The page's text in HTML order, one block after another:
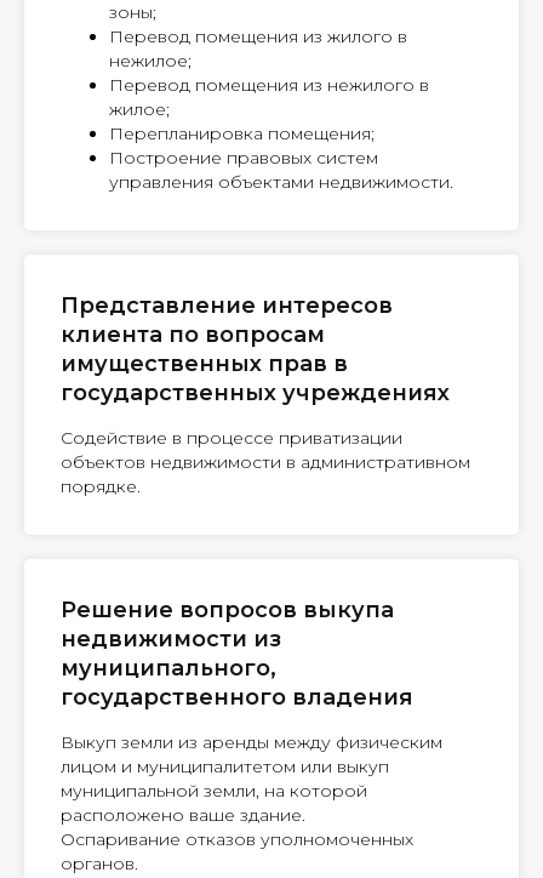
зоны;
Перевод помещения из жилого в
нежилое;
Перевод помещения из нежилого в
жилое;
Перепланировка помещения;
Построение правовых систем
управления объектами недвижимости.
Представление интересов
клиента по вопросам
имущественных прав в
государственных учреждениях
Содействие в процессе приватизации
объектов недвижимости в административном
порядке.
Решение вопросов выкупа
недвижимости из
муниципального,
государственного владения
Выкуп земли из аренды между физическим
лицом и муниципалитетом или выкуп
муниципальной земли, на которой
расположено ваше здание.
Оспаривание отказов уполномоченных
органов.